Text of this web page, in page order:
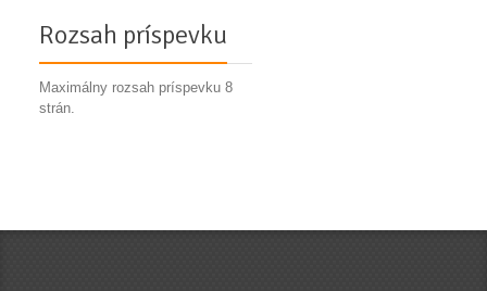
Rozsah príspevku
Maximálny rozsah príspevku 8
strán.